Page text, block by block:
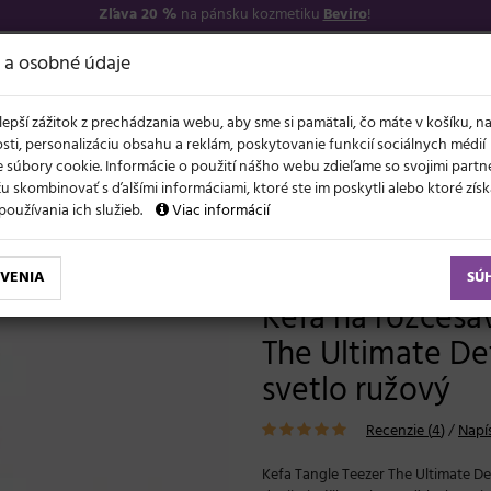
Zľava 20 % na pánsku kozmetikuBeviro!
VŠETKO O
NOVO LETO A VLASY AKCIE ZNAČKY
na rozčesávanie vlasov Tangle Teezer The Ultimate Detangler Millenial Pink - svetlo ružový
Kefa na
The Ultimate
svetlo ružový
Recenzie (4)/
Kefa Tangle Teezer The Ultimate
osobné údaje
zážitok z prechádzania webu, aby sme si pamätali, čo máte v košíku,
personalizáciu obsahu a reklám, poskytovanie funkcií sociálnych médií
súbory cookie. Informácie o použití nášho webu zdieľame so svojimi
skombinovať s ďalšími informáciami, ktoré ste im poskytli alebo ktoré
ich služieb.
Viac informácií